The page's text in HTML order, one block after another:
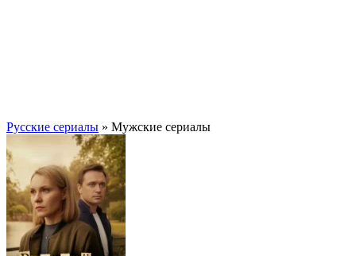
Русские сериалы » Мужские сериалы